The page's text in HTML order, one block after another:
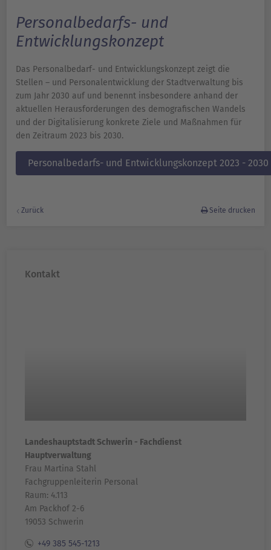
Personalbedarfs- und
Entwicklungskonzept
Das Personalbedarf- und Entwicklungskonzept zeigt die
Stellen – und Personalentwicklung der Stadtverwaltung bis
zum Jahr 2030 auf und benennt insbesondere anhand der
aktuellen Herausforderungen des demografischen Wandels
und der Digitalisierung konkrete Ziele und Maßnahmen für
den Zeitraum 2023 bis 2030.
Personalbedarfs- und Entwicklungskonzept 2023 - 2030
Zurück Seite drucken
Kontakt
Landeshauptstadt Schwerin - Fachdienst
Hauptverwaltung
Frau Martina Stahl
Fachgruppenleiterin Personal
Raum: 4.113
Am Packhof 2-6
19053 Schwerin
+49 385 545-1213